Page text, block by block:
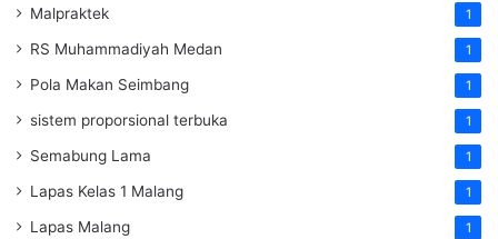
Malpraktek 1
RS Muhammadiyah Medan 1
Pola Makan Seimbang 1
sistem proporsional terbuka 1
Semabung Lama 1
Lapas Kelas 1 Malang 1
Lapas Malang 1